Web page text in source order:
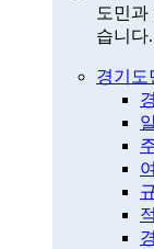
도민과
습니다.
경기도